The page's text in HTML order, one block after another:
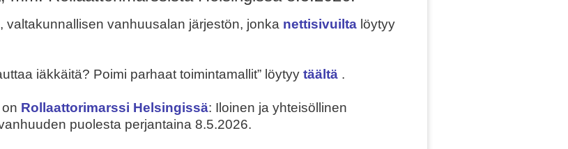
valtakunnallisen vanhuusalan järjestön, jonka nettisivuilta löytyy
iäkkäitä? Poimi parhaat toimintamallit” löytyy täältä .
Rollaattorimarssi Helsingissä: Iloinen ja yhteisöllinen
puolesta perjantaina 8.5.2026.